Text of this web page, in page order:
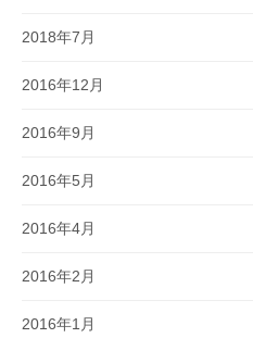
2018年7月
2016年12月
2016年9月
2016年5月
2016年4月
2016年2月
2016年1月